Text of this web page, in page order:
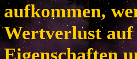
aufkommen,
Wertverlust auf
Eigenschaften